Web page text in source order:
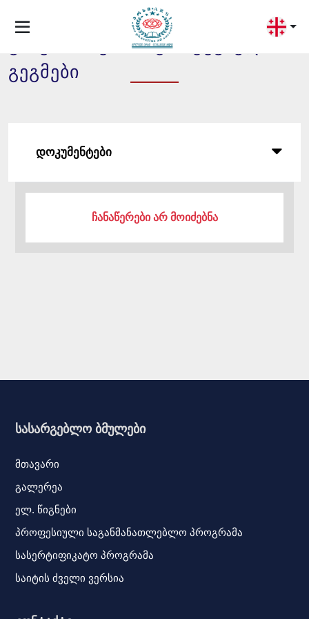
განვითარების სტრატეგიული
გეგმები
დოკუმენტები
ჩანაწერები არ მოიძებნა
სასარგებლო ბმულები
მთავარი
გალერეა
ელ. წიგნები
პროფესიული საგანმანათლებლო პროგრამა
სასერტიფიკატო პროგრამა
საიტის ძველი ვერსია